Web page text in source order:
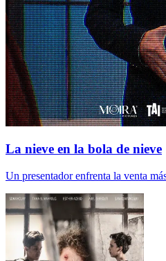
La nieve en la bola de nieve
Un presentador enfrenta la venta